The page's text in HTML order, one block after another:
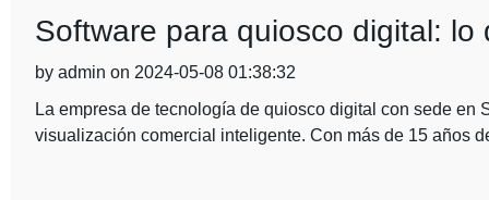
Software para quiosco digital: lo
by admin on 2024-05-08 01:38:32
La empresa de tecnología de quiosco digital con sede
visualización comercial inteligente. Con más de 15 años